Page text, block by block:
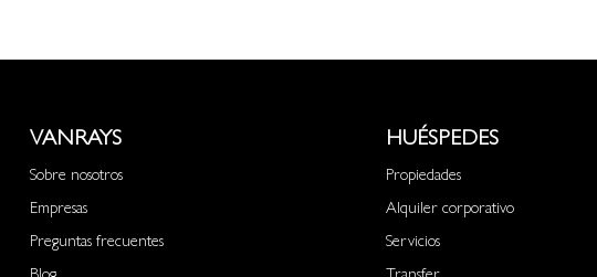
VANRAYS
Sobre nosotros
Empresas
Preguntas frecuentes
Blog
HUÉSPEDES
Propiedades
Alquiler corporativo
Servicios
Transfer